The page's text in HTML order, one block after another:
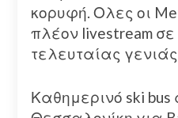
κορυφή. Ολες οι
πλέον livestream
τελευταίας
Καθημερινό ski